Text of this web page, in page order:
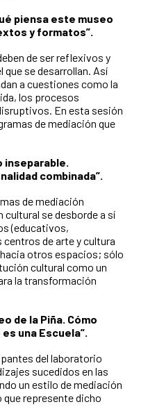
piensa este museo
y formatos”.
de ser reflexivos y
que se desarrollan. Así
a cuestiones como la
los procesos
En esta sesión
de mediación que
inseparable.
combinada”.
de mediación
se desborde a sí
(educativos,
de arte y cultura
otros espacios; sólo
cultural como un
la transformación
de la Piña. Cómo
una Escuela”.
del laboratorio
sucedidos en las
un estilo de mediación
represente dicho